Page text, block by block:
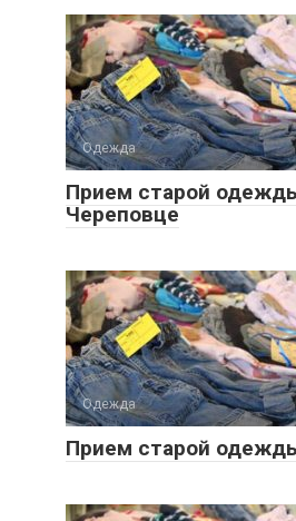
Одежда
Прием старой
Череповце
Одежда
Прием старой